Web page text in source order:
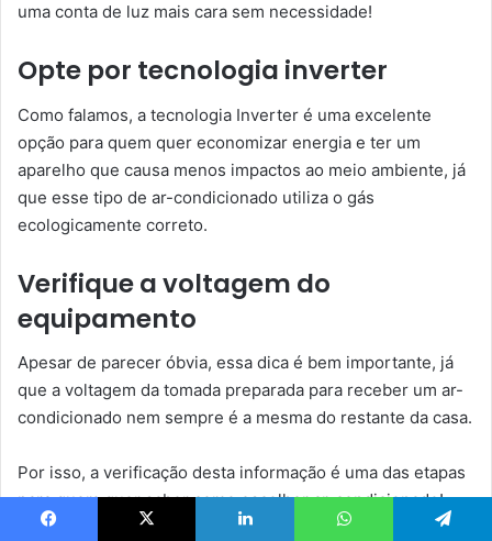
uma conta de luz mais cara sem necessidade!
Opte por tecnologia inverter
Como falamos, a tecnologia Inverter é uma excelente
opção para quem quer economizar energia e ter um
aparelho que causa menos impactos ao meio ambiente, já
que esse tipo de ar-condicionado utiliza o gás
ecologicamente correto.
Verifique a voltagem do
equipamento
Apesar de parecer óbvia, essa dica é bem importante, já
que a voltagem da tomada preparada para receber um ar-
condicionado nem sempre é a mesma do restante da casa.
Por isso, a verificação desta informação é uma das etapas
para quem quer saber como escolher ar-condicionado!